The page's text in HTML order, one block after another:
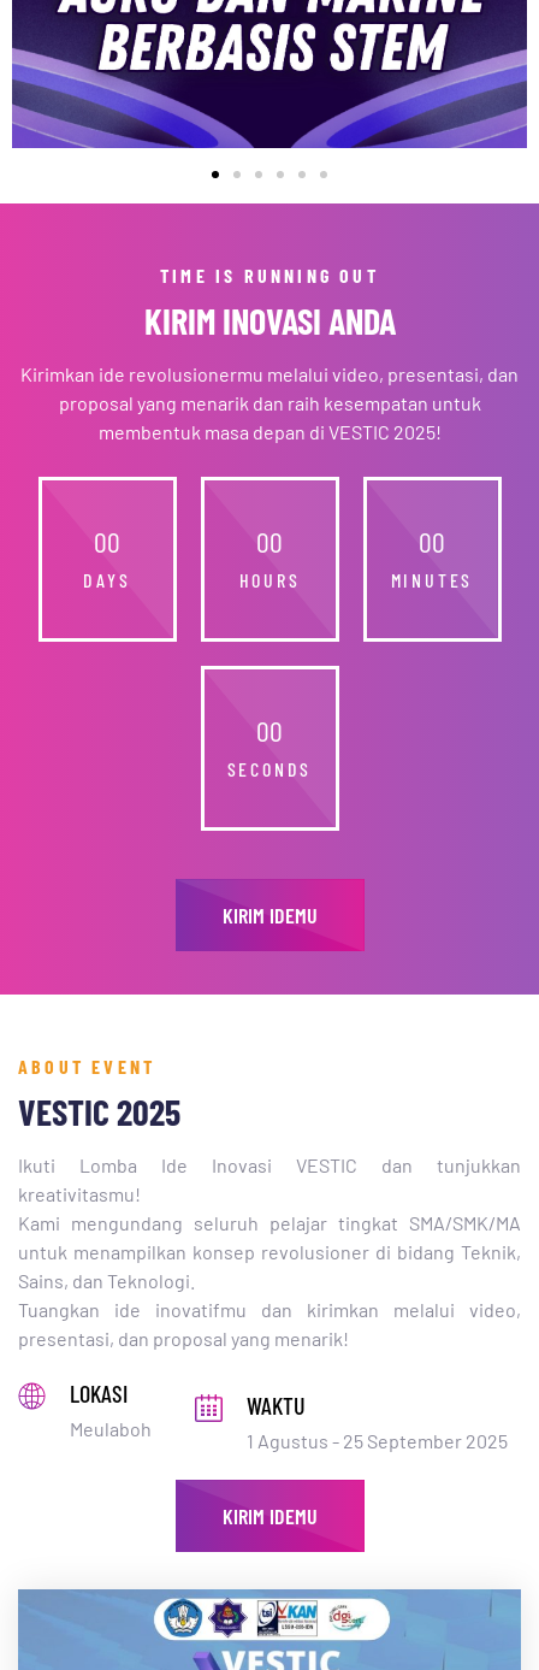
TIME IS RUNNING OUT
KIRIM INOVASI ANDA
Kirimkan ide revolusionermu melalui video, presentasi, dan
proposal yang menarik dan raih kesempatan untuk
membentuk masa depan di VESTIC 2025!
00
DAYS
00
HOURS
00
MINUTES
00
SECONDS
KIRIM IDEMU
ABOUT EVENT
VESTIC 2025
Ikuti Lomba Ide Inovasi VESTIC dan tunjukkan
kreativitasmu!
Kami mengundang seluruh pelajar tingkat SMA/SMK/MA
untuk menampilkan konsep revolusioner di bidang Teknik,
Sains, dan Teknologi.
Tuangkan ide inovatifmu dan kirimkan melalui video,
presentasi, dan proposal yang menarik!
LOKASI
Meulaboh
WAKTU
1 Agustus - 25 September 2025
KIRIM IDEMU